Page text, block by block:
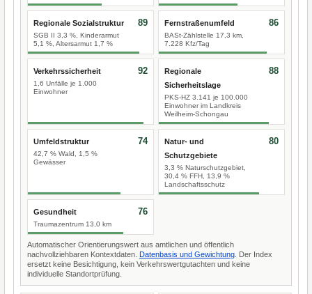
Regionale Sozialstruktur
SGB II 3,3 %, Kinderarmut
5,1 %, Altersarmut 1,7 %
89 Fernstraßenumfeld
BASt-Zählstelle 17,3 km,
7.228 Kfz/Tag
86
Verkehrssicherheit
1,6 Unfälle je 1.000
Einwohner
92
Regionale
Sicherheitslage
PKS-HZ 3.141 je 100.000
Einwohner im Landkreis
Weilheim-Schongau
88
Umfeldstruktur
42,7 % Wald, 1,5 %
Gewässer
74
Natur- und
Schutzgebiete
3,3 % Naturschutzgebiet,
30,4 % FFH, 13,9 %
Landschaftsschutz
80
Gesundheit
Traumazentrum 13,0 km
76
Automatischer Orientierungswert aus amtlichen und öffentlich
nachvollziehbaren Kontextdaten. Datenbasis und Gewichtung . Der Index
ersetzt keine Besichtigung, kein Verkehrswertgutachten und keine
individuelle Standortprüfung.